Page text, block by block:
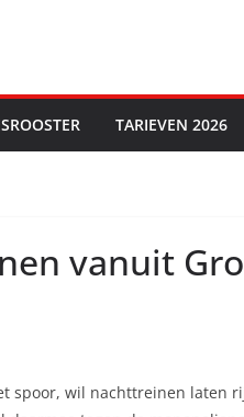
TARIEVEN 2026
vanuit
spoor, wil nachttreinen